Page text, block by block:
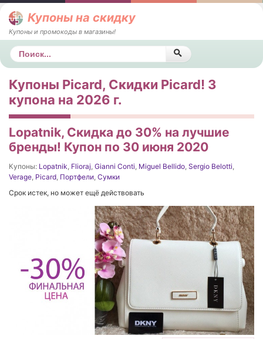
Купоны на скидку
Купоны и промокоды в магазины!
Поиск
Купоны Picard, Скидки Picard! 3
купона на 2026 г.
Lopatnik, Скидка до 30% на лучшие
бренды! Купон по 30 июня 2020
Купоны: Lopatnik, Flioraj, Gianni Conti, Miguel Bellido, Sergio Belotti,
Verage, Picard, Портфели, Сумки
Срок истек, но может ещё действовать